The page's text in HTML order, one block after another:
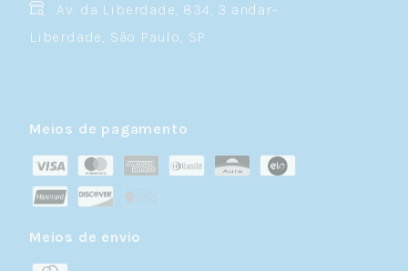
Av. da Liberdade, 834, 3 andar-
Liberdade, São Paulo, SP
Meios de pagamento
Meios de envio